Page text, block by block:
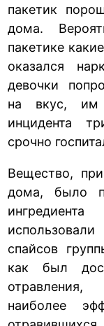
пакетик
дома.
пакетике
оказался
девочки
на вкус, им
инцидента
срочно
Вещество,
дома, было
спайсов
как был
наиболее